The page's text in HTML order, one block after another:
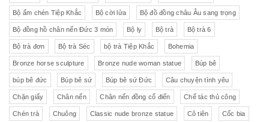
Bộ ấm chén Tiệp Khắc Bộ cời lửa Bộ đồ đồng châu Âu sang trọng
Bộ đồng hồ chân nến Đức 3 món Bộ ly Bộ trà Bộ trà 6
Bộ trà đơn Bộ trà Séc bộ trà Tiệp Khắc Bohemia
Bronze horse sculpture Bronze nude woman statue Búp bê
búp bê đức Búp bê sứ Búp bê sứ Đức Câu chuyện tình yêu
Chặn giấy Chân nến Chân nến đồng cổ điển Chế tác thủ công
Chén trà Chuông Classic nude bronze statue Cô tiên Cốc bia